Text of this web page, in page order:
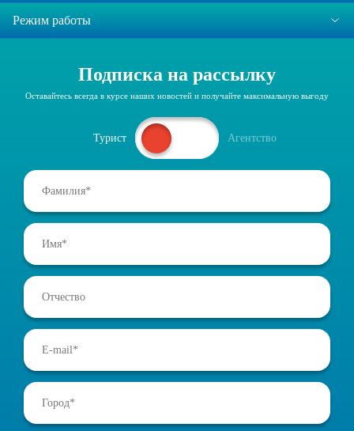
Режим работы
Подписка на рассылку
Оставайтесь всегда в курсе наших новостей и получайте максимальную выгоду
Турист Агентство